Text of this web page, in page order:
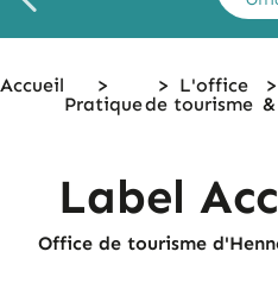
Accueil
>
Pratique
> L'office
de tourisme
>
Label
Office de tourisme